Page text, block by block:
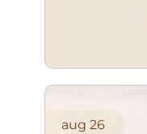
aug 26